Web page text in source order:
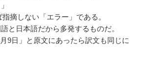
摘しない「エラー」である。
と日本語だから多発するものだ。
9日」と原文にあったら訳文も同じに